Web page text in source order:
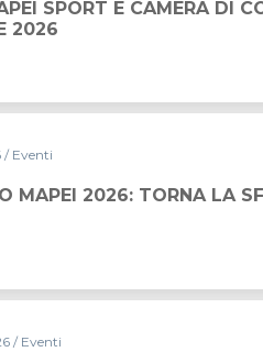
SPORT E CAMERA DI
2026
LA SFIDA IN ALTA QUOTA
/ Eventi
MAPEI 2026: TORNA LA
2026 INSIEME A
/ Eventi